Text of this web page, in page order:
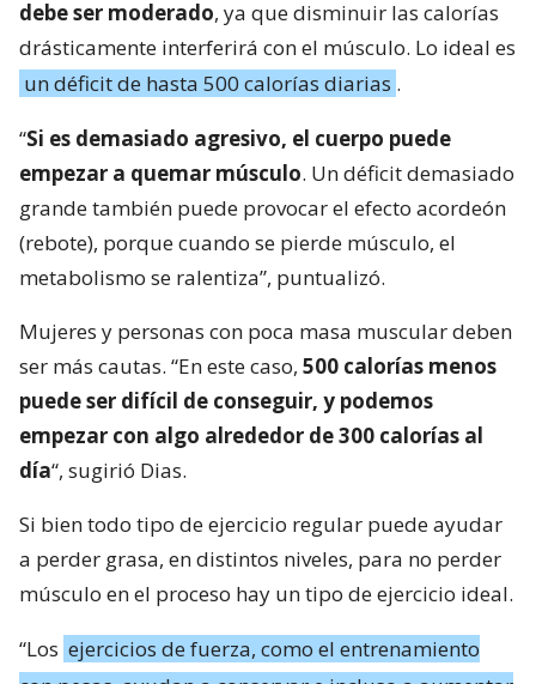
debe ser moderado, ya que disminuir las calorías
drásticamente interferirá con el músculo. Lo ideal es
un déficit de hasta 500 calorías diarias .
“Si es demasiado agresivo, el cuerpo puede
empezar a quemar músculo. Un déficit demasiado
grande también puede provocar el efecto acordeón
(rebote), porque cuando se pierde músculo, el
metabolismo se ralentiza”, puntualizó.
Mujeres y personas con poca masa muscular deben
ser más cautas. “En este caso, 500 calorías menos
puede ser difícil de conseguir, y podemos
empezar con algo alrededor de 300 calorías al
día“, sugirió Dias.
Si bien todo tipo de ejercicio regular puede ayudar
a perder grasa, en distintos niveles, para no perder
músculo en el proceso hay un tipo de ejercicio ideal.
“Los ejercicios de fuerza, como el entrenamiento